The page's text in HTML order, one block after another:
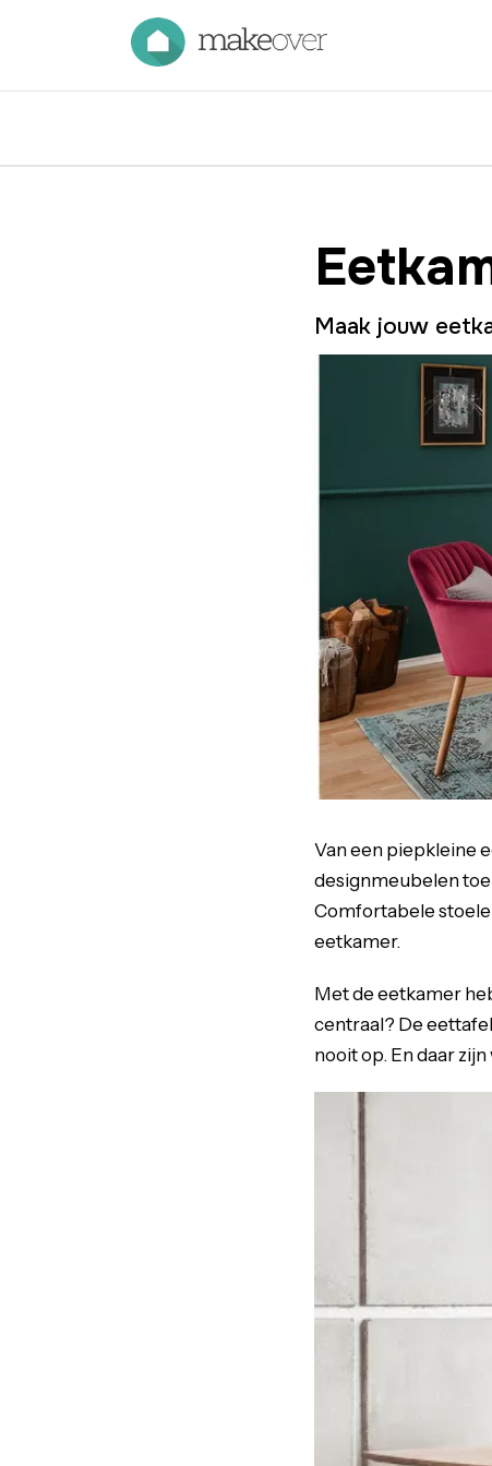
Maak jouw
Van een piepkleine
designmeubelen
Comfortabele
eetkamer.
Met de eetkamer
centraal? De
nooit op. En daar